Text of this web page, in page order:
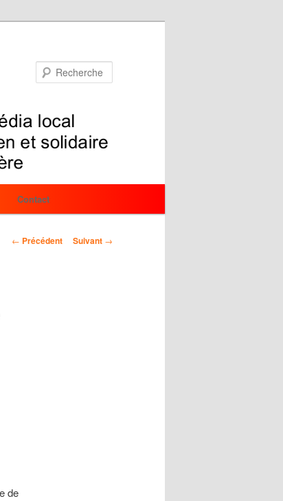
Contact
Navigation
← Précédent Suivant →
de